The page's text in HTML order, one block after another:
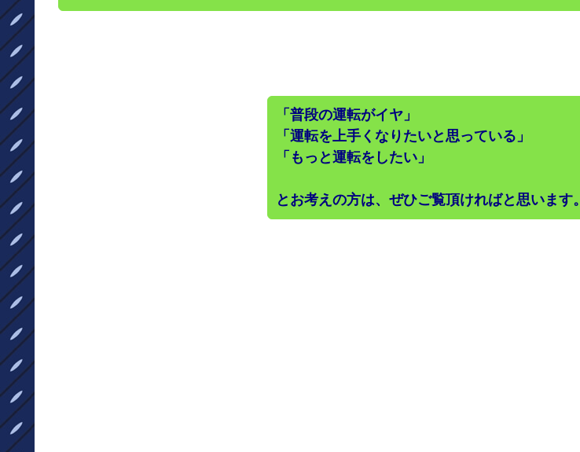
「普段の運転がイヤ」
「運転を上手くなりたいと思っている」
「もっと運転をしたい」
とお考えの方は、ぜひご覧頂ければと思います。